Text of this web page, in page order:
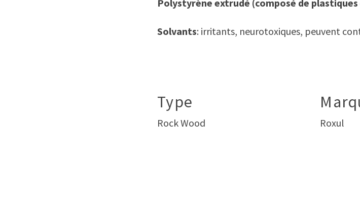
Polystyrène extrudé (composé de plastiques
Solvants: irritants, neurotoxiques, peuvent
Type
Rock Wood Roxul